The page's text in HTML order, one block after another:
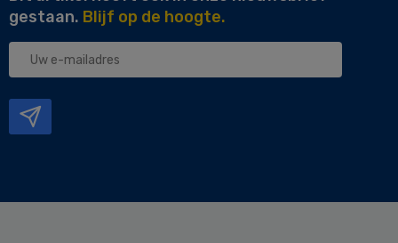
gestaan. Blijf op de hoogte.
Uw